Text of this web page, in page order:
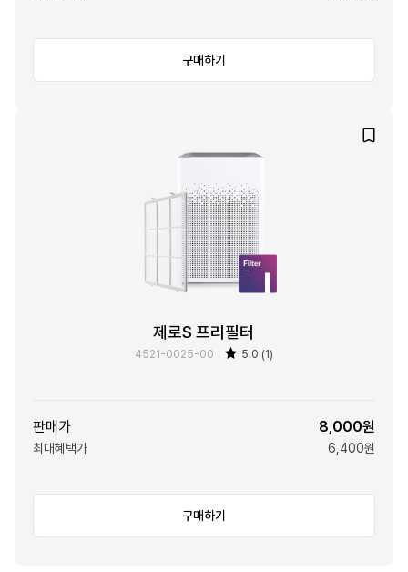
구매하기
제로S 프리필터
4521-0025-00 5.0 (1)
판매가 8,000원
최대혜택가 6,400원
구매하기